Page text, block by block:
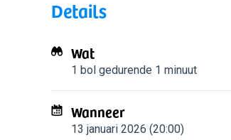
Details
Wat
1 bol gedurende 1 minuut
Wanneer
13 januari 2026 (20:00)